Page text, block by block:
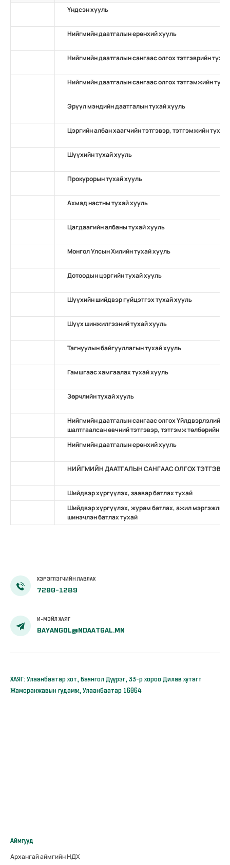
Үндсэн хууль
Нийгмийн даатгалын ерөнхий хууль
Нийгмийн даатгалын сангаас олгох тэтгэврийн
Нийгмийн даатгалын сангаас олгох тэтгэмжийн
Эрүүл мэндийн даатгалын тухай хууль
Цэргийн албан хаагчийн тэтгэвэр, тэтгэмжийн тухай
Шүүхийн тухай хууль
Прокурорын тухай хууль
Ахмад настны тухай хууль
Цагдаагийн албаны тухай хууль
Монгол Улсын Хилийн тухай хууль
Дотоодын цэргийн тухай хууль
Шүүхийн шийдвэр гүйцэтгэх тухай хууль
Шүүх шинжилгээний тухай хууль
Тагнуулын байгууллагын тухай хууль
Гамшгаас хамгаалах тухай хууль
Зөрчлийн тухай хууль
Нийгмийн даатгалын сангаас олгох Үйлдвэрлэлийн
шалтгаалсан өвчний тэтгэвэр, тэтгэмж төлбөрийн
Нийгмийн даатгалын ерөнхий хууль
НИЙГМИЙН ДААТГАЛЫН САНГААС ОЛГОХ
Шийдвэр хүргүүлэх, заавар батлах тухай
Шийдвэр хүргүүлэх, журам батлах, ажил
шинэчлэн батлах тухай
ХЭРЭГЛЭГЧИЙН ЛАВЛАХ
7200-1289
И-МЭЙЛ ХАЯГ
BAYANGOL@NDAATGAL.MN
ХАЯГ: Улаанбаатар хот, Баянгол Дүүрэг, 33-р хороо Дилав хутагт
Жамсранжавын гудамж, Улаанбаатар 16064
Аймгууд
Архангай аймгийн НДХ